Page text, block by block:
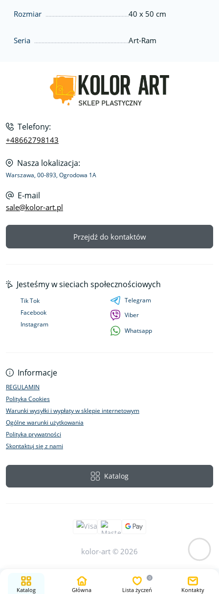
Katalog Główna Lista życzeń
0
Kontakty
Rozmiar 40 x 50 cm
Seria Art-Ram
Telefony:
+48662798143
Nasza lokalizacja:
Warszawa, 00-893, Ogrodowa 1A
E-mail
sale@kolor-art.pl
Przejdź do kontaktów
Informacje
REGULAMIN
Polityka Cookies
Warunki wysyłki i wypłaty w sklepie internetowym
Ogólne warunki użytkowania
Polityka prywatności
Skontaktuj się z nami
Katalog
Jesteśmy w sieciach społecznościowych
Tik Tok
Facebook
Instagram
Telegram
Viber
Whatsapp
kolor-art © 2026